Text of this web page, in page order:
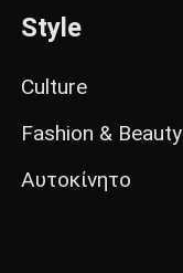
Style
Culture
Fashion & Beauty
Αυτοκίνητο